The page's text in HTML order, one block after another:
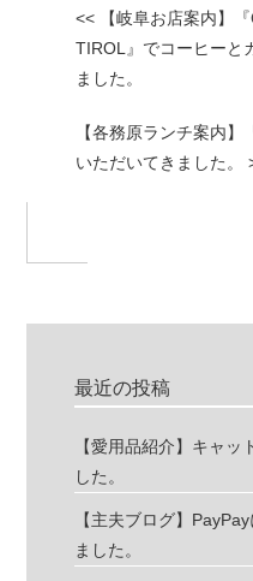
<< 【岐阜お店案内】
TIROL』でコーヒーと
ました。
【各務原ランチ案内
いただいてきました。
最近の投稿
【愛用品紹介】キャ
した。
【主夫ブログ】
ました。